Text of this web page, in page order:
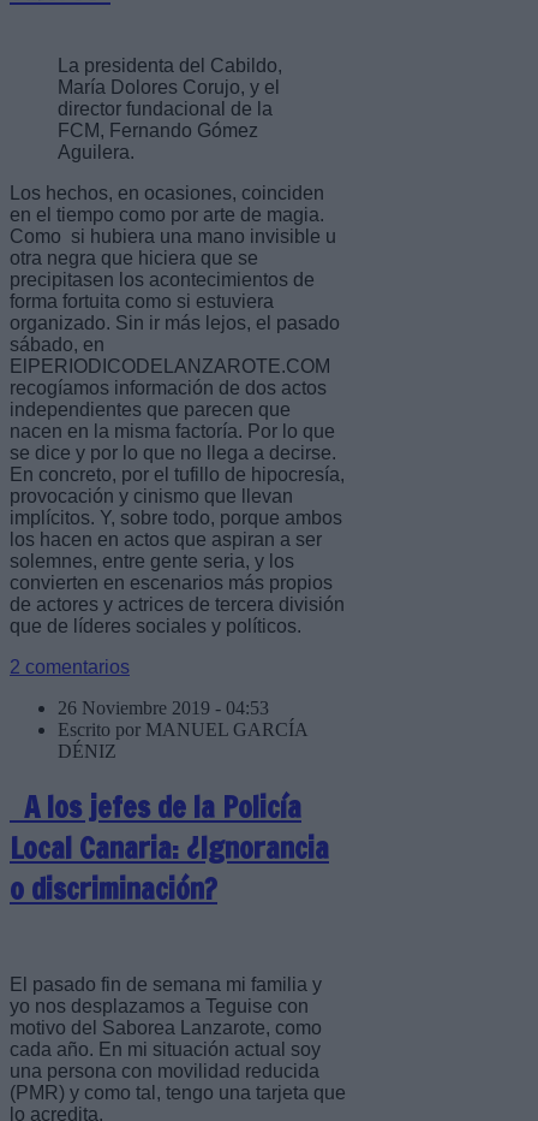
La presidenta del Cabildo,
María Dolores Corujo, y el
director fundacional de la
FCM, Fernando Gómez
Aguilera.
Los hechos, en ocasiones, coinciden
en el tiempo como por arte de magia.
Como si hubiera una mano invisible u
otra negra que hiciera que se
precipitasen los acontecimientos de
forma fortuita como si estuviera
organizado. Sin ir más lejos, el pasado
sábado, en
ElPERIODICODELANZAROTE.COM
recogíamos información de dos actos
independientes que parecen que
nacen en la misma factoría. Por lo que
se dice y por lo que no llega a decirse.
En concreto, por el tufillo de hipocresía,
provocación y cinismo que llevan
implícitos. Y, sobre todo, porque ambos
los hacen en actos que aspiran a ser
solemnes, entre gente seria, y los
convierten en escenarios más propios
de actores y actrices de tercera división
que de líderes sociales y políticos.
2 comentarios
26 Noviembre 2019 - 04:53
Escrito por MANUEL GARCÍA
DÉNIZ
A los jefes de la Policía
Local Canaria: ¿Ignorancia
o discriminación?
El pasado fin de semana mi familia y
yo nos desplazamos a Teguise con
motivo del Saborea Lanzarote, como
cada año. En mi situación actual soy
una persona con movilidad reducida
(PMR) y como tal, tengo una tarjeta que
lo acredita.